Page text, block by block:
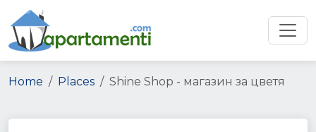
Home Places Shine Shop - магазин за цветя